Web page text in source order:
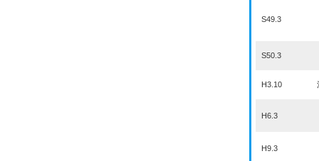
S49.3
S50.3
H3.10
H6.3
H9.3